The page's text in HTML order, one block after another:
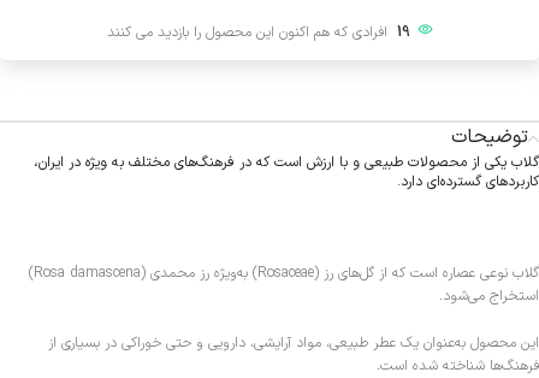
19 افرادی که هم اکنون این محصول را بازدید می کنند
توضیحات
گلاب یکی از محصولات طبیعی و با ارزش است که در فرهنگ‌های مختلف به ویژه در ایران،
کاربردهای گسترده‌ای دارد.
گلاب نوعی عصاره است که از گل‌های رز (Rosaceae) به‌ویژه رز محمدی (Rosa damascena)
استخراج می‌شود.
این محصول به‌عنوان یک عطر طبیعی، مواد آرایشی، دارویی و حتی خوراکی در بسیاری از
فرهنگ‌ها شناخته شده است.